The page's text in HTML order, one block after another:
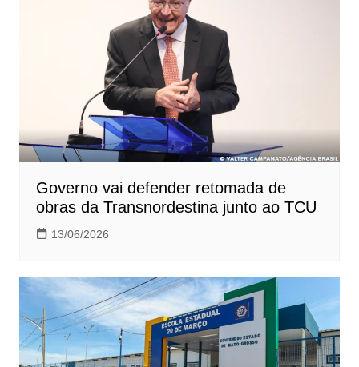
Governo vai defender retomada de
obras da Transnordestina junto ao TCU
13/06/2026